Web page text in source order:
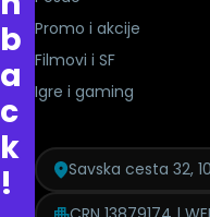
b
a
c
k
!
Promo i akcije
Filmovi i SF
Igre i gaming
Savska cesta 32,